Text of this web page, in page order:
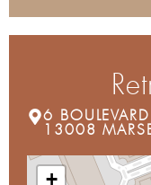
6
13008
+